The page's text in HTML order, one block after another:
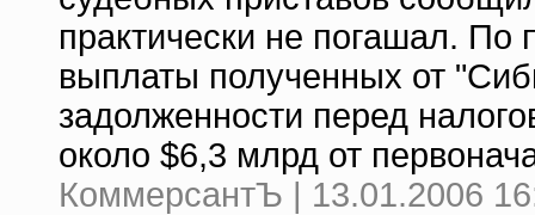
практически не погашал.
выплаты полученных от
задолженности перед
около $6,3 млрд от
КоммерсантЪ | 13.01.2006